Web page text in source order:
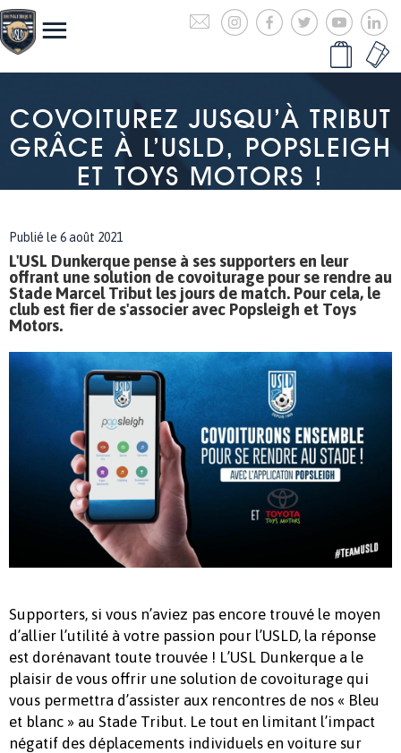
COVOITUREZ JUSQU’À TRIBUT
GRÂCE À L’USLD, POPSLEIGH
ET TOYS MOTORS !
Publié le 6 août 2021
L'USL Dunkerque pense à ses supporters en leur
offrant une solution de covoiturage pour se rendre au
Stade Marcel Tribut les jours de match. Pour cela, le
club est fier de s'associer avec Popsleigh et Toys
Motors.
Supporters, si vous n’aviez pas encore trouvé le moyen
d’allier l’utilité à votre passion pour l’USLD, la réponse
est dorénavant toute trouvée ! L’USL Dunkerque a le
plaisir de vous offrir une solution de covoiturage qui
vous permettra d’assister aux rencontres de nos « Bleu
et blanc » au Stade Tribut. Le tout en limitant l’impact
négatif des déplacements individuels en voiture sur